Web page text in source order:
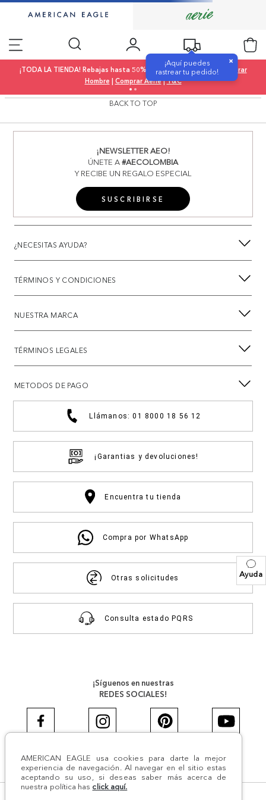
Ayuda
AMERICAN EAGLE usa cookies para darte la mejor
experiencia de navegación. Al navegar en el sitio estas
aceptando su uso, si deseas saber más acerca de
nuestra política has click aquí.
¡Aquí puedes
rastrear tu pedido!
×
¡TODA LA TIENDA! Rebajas hasta 50% OFF |Comprar Mujer|
Comprar
Hombre | Comprar Aerie|T&C
BACK TO TOP
¡NEWSLETTER AEO!
ÚNETE A#AECOLOMBIA
Y RECIBE UN REGALO ESPECIAL
SUSCRIBIRSE
¿NECESITAS AYUDA?
TÉRMINOS Y CONDICIONES
NUESTRA MARCA
TÉRMINOS LEGALES
METODOS DE PAGO
Llámanos: 01 8000 18 56 12
¡Garantias y devoluciones!
Encuentra tu tienda
Compra por WhatsApp
Otras solicitudes
Consulta estado PQRS
¡Síguenos en nuestras
REDES SOCIALES!
#AEJEANS #AerieREALCOL